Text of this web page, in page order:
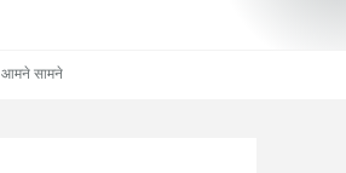
आमने सामने